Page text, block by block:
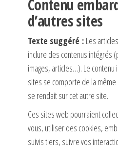
Contenu
d’autres sites
Texte suggéré : Les
inclure des contenus intégrés
images, articles…). Le contenu
sites se comporte de la
se rendait sur cet autre site.
Ces sites web pourraient
vous, utiliser des cookies,
suivis tiers, suivre vos